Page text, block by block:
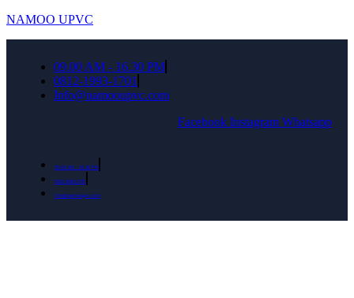
NAMOO UPVC
09.00 AM - 16.30 PM
0812-1993-1701
Info@namooupvc.com
Facebook Instagram Whatsapp
09.00 AM - 16.30 PM
0812-1993-1701
Info@namooupvc.com